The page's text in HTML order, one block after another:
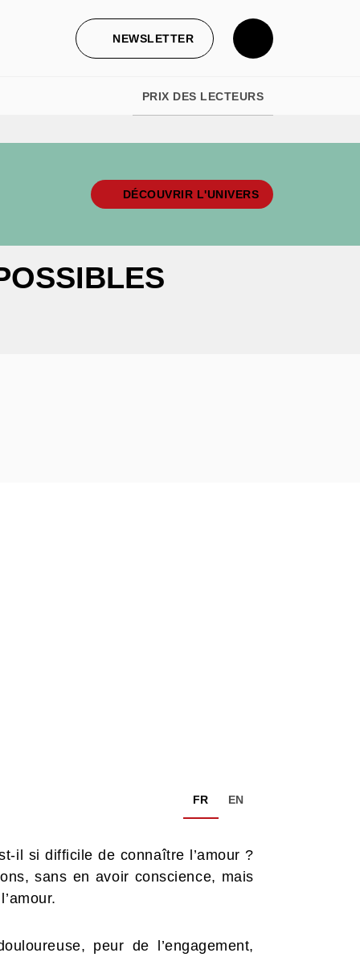
NEWSLETTER
PRIX DES LECTEURS
DÉCOUVRIR L'UNIVERS
FR EN
il si difficile de connaître l’amour ?
sans en avoir conscience, mais
peur de l’engagement,